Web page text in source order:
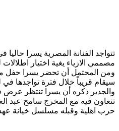
تتواجد الفنانة المصرية يسرا حاليا
مصممي الازياء يغية اختيار اطلالات
ومن المحتمل أن تحضر يسرا حفل
سيقام قريباً خلال فترة تواجدها في
والجدير ذكره أن يسرا تنتظر عرض
تتعاون فيه مع المخرج سامح عبد
حرب اهلية وقبله مسلسل خيانة